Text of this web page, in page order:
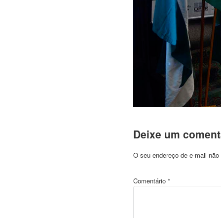
Deixe um
O seu endereço de e-mail
Comentário *